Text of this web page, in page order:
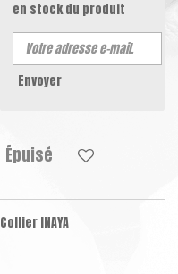
en stock du produit
Envoyer
Épuisé
Collier INAYA